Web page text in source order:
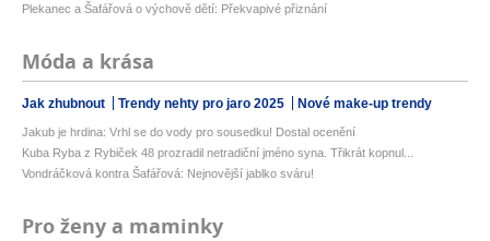
Plekanec a Šafářová o výchově dětí: Překvapivé přiznání
Móda a krása
Jak zhubnout Trendy nehty pro jaro 2025 Nové make-up trendy
Jakub je hrdina: Vrhl se do vody pro sousedku! Dostal ocenění
Kuba Ryba z Rybiček 48 prozradil netradiční jméno syna. Třikrát kopnul...
Vondráčková kontra Šafářová: Nejnovější jablko sváru!
Pro ženy a maminky